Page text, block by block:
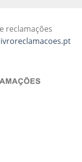
reclamações